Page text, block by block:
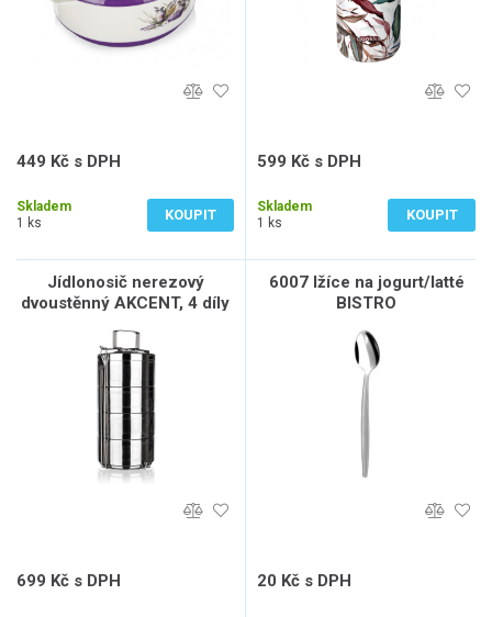
449 Kč s DPH
Skladem
1 ks
KOUPIT
599 Kč s DPH
Skladem
1 ks
KOUPIT
Jídlonosič nerezový
dvoustěnný AKCENT, 4 díly
699 Kč s DPH
6007 lžíce na jogurt/latté
BISTRO
20 Kč s DPH